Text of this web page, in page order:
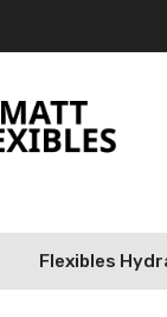
Flexibles